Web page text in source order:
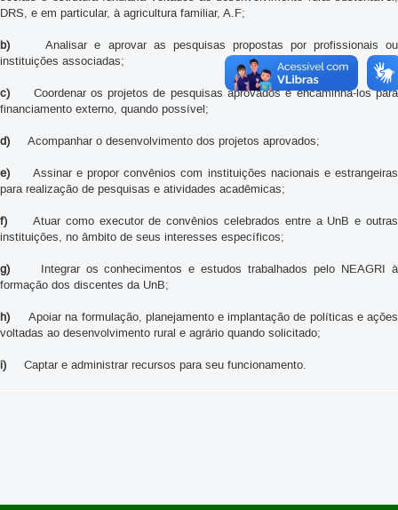
DRS, e em particular, à agricultura familiar, A.F;
b)Analisar e aprovar as pesquisas propostas por profissionais ou
instituições associadas;
c) Coordenar os projetos de pesquisas aprovados e encaminhá-los para
financiamento externo, quando possível;
d) Acompanhar o desenvolvimento dos projetos aprovados;
e) Assinar e propor convênios com instituições nacionais e estrangeiras
para realização de pesquisas e atividades acadêmicas;
f) Atuar como executor de convênios celebrados entre a UnB e outras
instituições, no âmbito de seus interesses específicos;
g) Integrar os conhecimentos e estudos trabalhados pelo NEAGRI à
formação dos discentes da UnB;
h) Apoiar na formulação, planejamento e implantação de políticas e ações
voltadas ao desenvolvimento rural e agrário quando solicitado;
i) Captar e administrar recursos para seu funcionamento.